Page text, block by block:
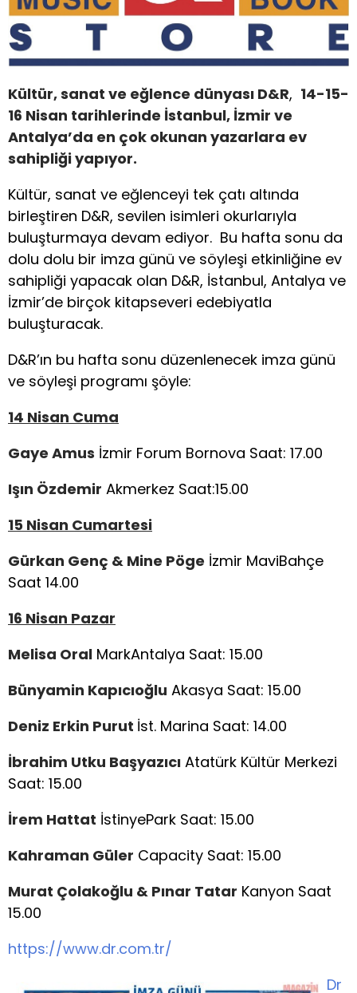
Kültür, sanat ve eğlence dünyası D&R, 14-15-
16 Nisan tarihlerinde İstanbul, İzmir ve
Antalya’da en çok okunan yazarlara ev
sahipliği yapıyor.
Kültür, sanat ve eğlenceyi tek çatı altında
birleştiren D&R, sevilen isimleri okurlarıyla
buluşturmaya devam ediyor. Bu hafta sonu da
dolu dolu bir imza günü ve söyleşi etkinliğine ev
sahipliği yapacak olan D&R, İstanbul, Antalya ve
İzmir’de birçok kitapseveri edebiyatla
buluşturacak.
D&R’ın bu hafta sonu düzenlenecek imza günü
ve söyleşi programı şöyle:
14 Nisan Cuma
Gaye Amus İzmir Forum Bornova Saat: 17.00
Işın Özdemir Akmerkez Saat:15.00
15 Nisan Cumartesi
Gürkan Genç & Mine Pöge İzmir MaviBahçe
Saat 14.00
16 Nisan Pazar
Melisa Oral MarkAntalya Saat: 15.00
Bünyamin Kapıcıoğlu Akasya Saat: 15.00
Deniz Erkin Purut İst. Marina Saat: 14.00
İbrahim Utku Başyazıcı Atatürk Kültür Merkezi
Saat: 15.00
İrem Hattat İstinyePark Saat: 15.00
Kahraman Güler Capacity Saat: 15.00
Murat Çolakoğlu & Pınar Tatar Kanyon Saat
15.00
https://www.dr.com.tr/
Dr